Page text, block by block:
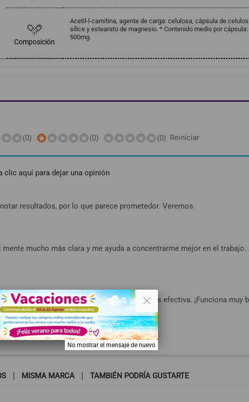
Composición
Acetil-l-carnitina, agente de carga: celulosa, cápsula de
sílice y estearato de magnesio. º Contenido medio por cápsula:
500mg.
(0) (0) (0) Reiniciar
clic aquí para dejar una opinión
resultados, por lo que parece prometedor. Veremos.
mucho más clara y me ayuda a concentrarme mejor en el trabajo.
más energía y a quemar grasa de forma más efectiva. ¡Funciona muy
MISMA MARCA TAMBIÉN PODRÍA GUSTARTE
.
No mostrar el mensaje de nuevo